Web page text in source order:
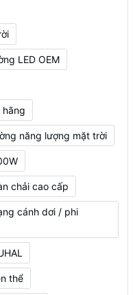
LED OEM
hãng
năng lượng mặt trời
chải cao cấp
cánh dơi / phi
thể